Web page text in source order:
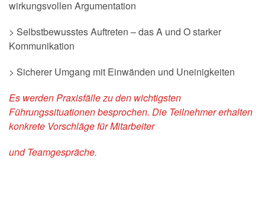
wirkungsvollen Argumentation
> Selbstbewusstes Auftreten – das A und O starker
Kommunikation
> Sicherer Umgang mit Einwänden und Uneinigkeiten
Es werden Praxisfälle zu den wichtigsten
Führungssituationen besprochen. Die Teilnehmer erhalten
konkrete Vorschläge für Mitarbeiter
und Teamgespräche.